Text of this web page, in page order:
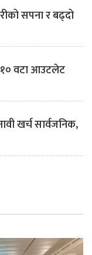
सपना र बढ्दो
१० वटा आउटलेट
खर्च सार्वजनिक,